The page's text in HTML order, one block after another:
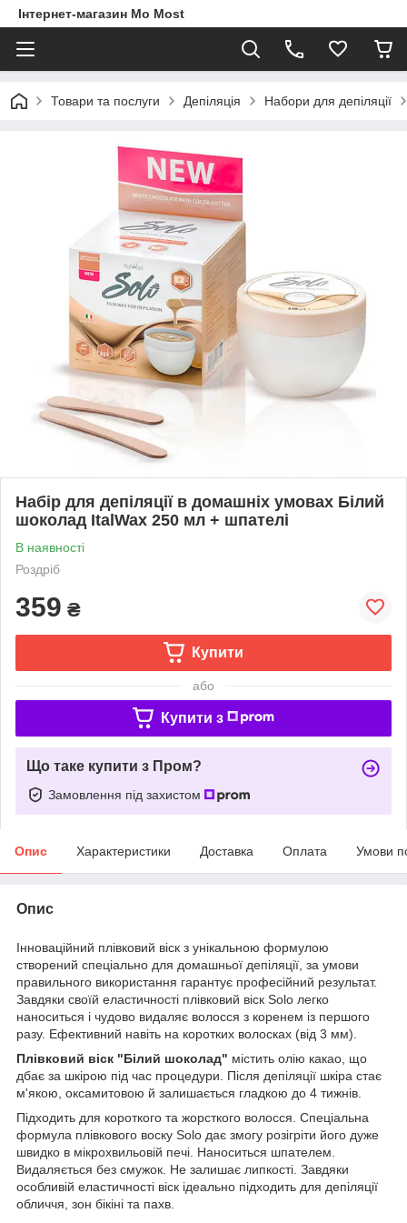
Інтернет-магазин Mo Most
Товари та послуги Депіляція Набори для депіляції
Набір для депіляції в домашніх умовах Білий
шоколад ItalWax 250 мл + шпателі
В наявності
Роздріб
359 ₴
Купити
або
Купити з
Що таке купити з Пром?
Замовлення під захистом
Опис Характеристики Доставка Оплата Умови
Опис
Інноваційний плівковий віск з унікальною формулою
створений спеціально для домашньої депіляції, за умови
правильного використання гарантує професійний результат.
Завдяки своїй еластичності плівковий віск Solo легко
наноситься і чудово видаляє волосся з коренем із першого
разу. Ефективний навіть на коротких волосках (від 3 мм).
Плівковий віск "Білий шоколад" містить олію какао, що
дбає за шкірою під час процедури. Після депіляції шкіра стає
м'якою, оксамитовою й залишається гладкою до 4 тижнів.
Підходить для короткого та жорсткого волосся. Спеціальна
формула плівкового воску Solo дає змогу розігріти його дуже
швидко в мікрохвильовій печі. Наноситься шпателем.
Видаляється без смужок. Не залишає липкості. Завдяки
особливій еластичності віск ідеально підходить для депіляції
обличчя, зон бікіні та пахв.